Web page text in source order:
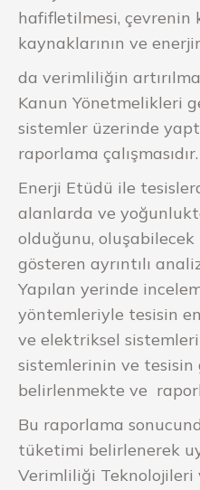
hafifletilmesi, çevrenin
kaynaklarının ve
da verimliliğin
Kanun Yönetmelikleri
sistemler üzerinde
raporlama çalışmasıdır.
Enerji Etüdü ile
alanlarda ve
olduğunu,
gösteren ayrıntılı
Yapılan yerinde
yöntemleriyle tesisin
ve elektriksel
sistemlerinin ve tesisin
belirlenmekte ve
Bu raporlama
tüketimi belirlenerek
Verimliliği Teknolojileri